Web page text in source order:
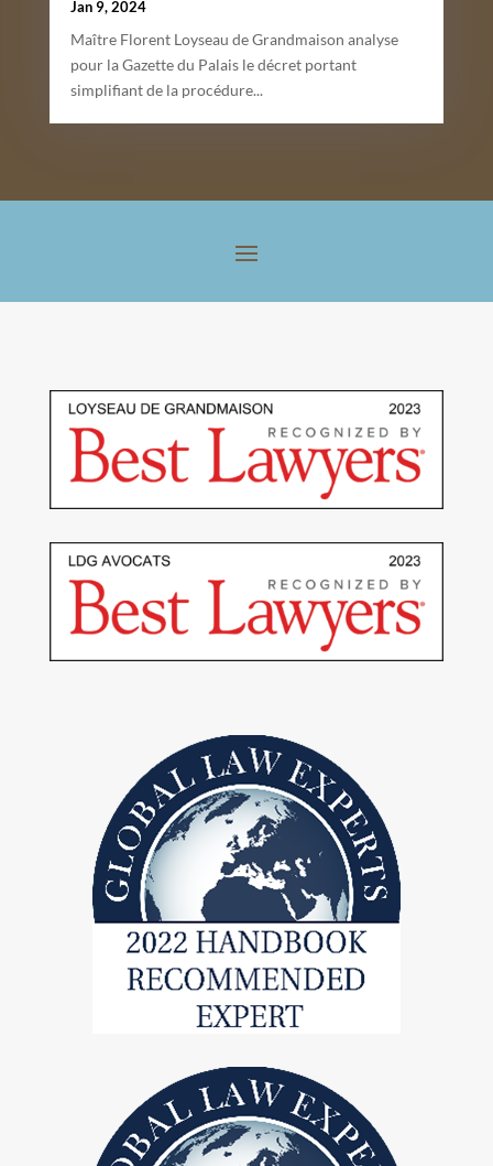
Jan 9, 2024
Maître Florent Loyseau de Grandmaison analyse
pour la Gazette du Palais le décret portant
simplifiant de la procédure...